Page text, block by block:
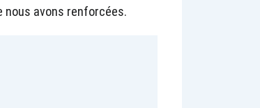
nous avons renforcées.